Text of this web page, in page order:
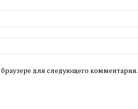
для следующего комментария.